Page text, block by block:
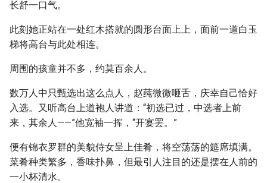
长舒一口气。
此刻她正站在一处红木搭就的圆形台面上上，面前一道白玉
梯将高台与此处相连。
周围的孩童并不多，约莫百余人。
数万人中只甄选出这么点人，赵莼微微咂舌，庆幸自己恰好
入选。又听高台上道袍人讲道：“初选已过，中选者上前
来，其余人——”他宽袖一挥，“开宴罢。”
便有锦衣罗群的美貌侍女呈上佳肴，将空荡荡的筵席填满。
菜肴种类繁多，香味扑鼻，但最引人注目的还是摆在人前的
一小杯清水。